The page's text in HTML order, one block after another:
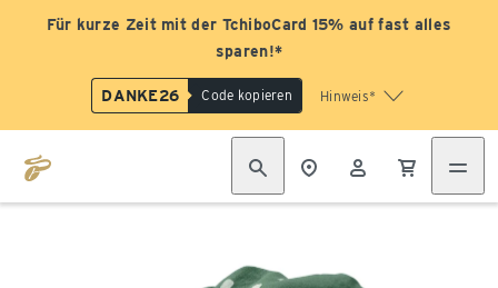
Für kurze Zeit mit der TchiboCard 15% auf fast alles
sparen!*
DANKE26 Code kopieren Hinweis*